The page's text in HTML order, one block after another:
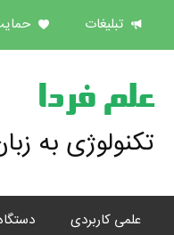
تبلیغات
علم فردا
تکنولوژی به
علمی کاربردی